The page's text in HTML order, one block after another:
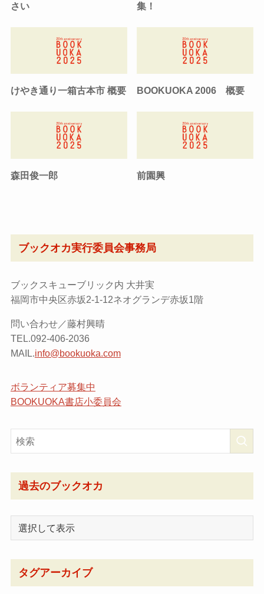
さい 集！
けやき通り一箱古本市 概要 BOOKUOKA 2006 概要
森田俊一郎 前園興
ブックオカ実行委員会事務局
ブックスキューブリック内 大井実
福岡市中央区赤坂2-1-12ネオグランデ赤坂1階
問い合わせ／藤村興晴
TEL.092-406-2036
MAIL.info@bookuoka.com
ボランティア募集中
BOOKUOKA書店小委員会
過去のブックオカ
タグアーカイブ